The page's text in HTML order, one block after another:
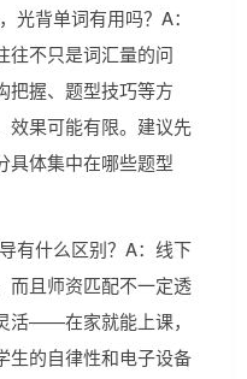
光背单词有用吗？A：
往不只是词汇量的问
把握、题型技巧等方
效果可能有限。建议先
具体集中在哪些题型
有什么区别？A：线下
而且师资匹配不一定透
活——在家就能上课，
生的自律性和电子设备